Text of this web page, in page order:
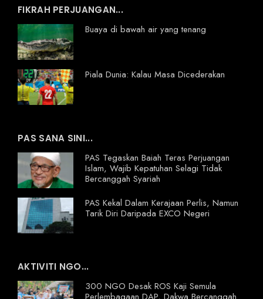
FIKRAH PERJUANGAN...
Buaya di bawah air yang tenang
Piala Dunia: Kalau Masa Dicederakan
PAS SANA SINI...
PAS Tegaskan Baiah Teras Perjuangan
Islam, Wajib Kepatuhan Selagi Tidak
Bercanggah Syariah
PAS Kekal Dalam Kerajaan Perlis, Namun
Tarik Diri Daripada EXCO Negeri
AKTIVITI NGO...
300 NGO Desak ROS Kaji Semula